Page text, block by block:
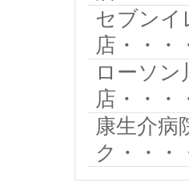
セブンイ
店・・・
ローソン
店・・・
康生介病
ク・・・